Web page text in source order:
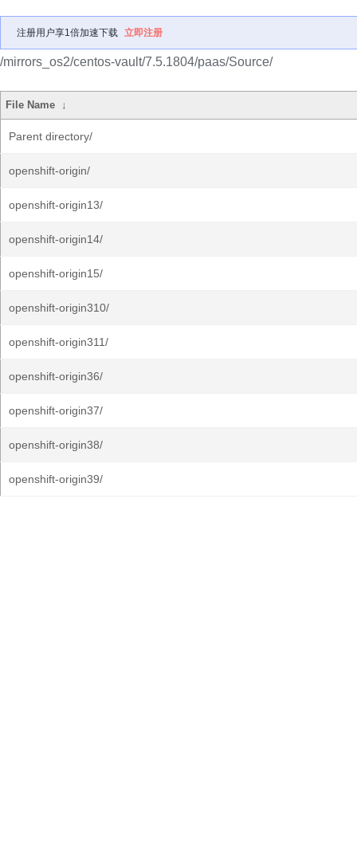
注册用户享1倍加速下载 立即注册
/mirrors_os2/centos-vault/7.5.1804/paas/Source/
File Name ↓
Parent directory/
openshift-origin/
openshift-origin13/
openshift-origin14/
openshift-origin15/
openshift-origin310/
openshift-origin311/
openshift-origin36/
openshift-origin37/
openshift-origin38/
openshift-origin39/